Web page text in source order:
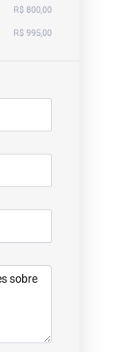
R$ 800,00
R$ 995,00